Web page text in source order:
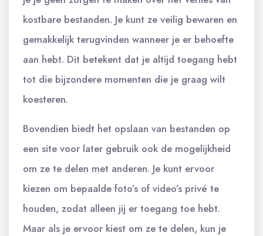
kostbare bestanden. Je kunt ze veilig bewaren en
gemakkelijk terugvinden wanneer je er behoefte
aan hebt. Dit betekent dat je altijd toegang hebt
tot die bijzondere momenten die je graag wilt
koesteren.
Bovendien biedt het opslaan van bestanden op
een site voor later gebruik ook de mogelijkheid
om ze te delen met anderen. Je kunt ervoor
kiezen om bepaalde foto’s of video’s privé te
houden, zodat alleen jij er toegang toe hebt.
Maar als je ervoor kiest om ze te delen, kun je